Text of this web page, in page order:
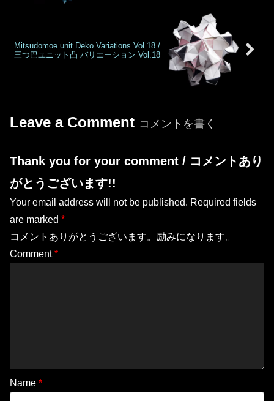
Mitsudomoe unit Deko Variations Vol.18 /
三つ巴ユニット凸 バリエーション Vol.18
Leave a Comment コメントを書く
Thank you for your comment / コメントあり
がとうございます!!
Your email address will not be published. Required fields
are marked *
コメントありがとうございます。励みになります。
Comment*
Name *